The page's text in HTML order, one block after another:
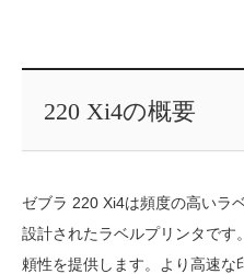
220 Xi4の概要
ゼブラ 220 Xi4は頻度の高いラ
設計されたラベルプリンタで
頼性を提供します。より高速